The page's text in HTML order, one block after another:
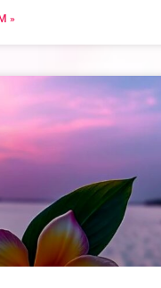
»